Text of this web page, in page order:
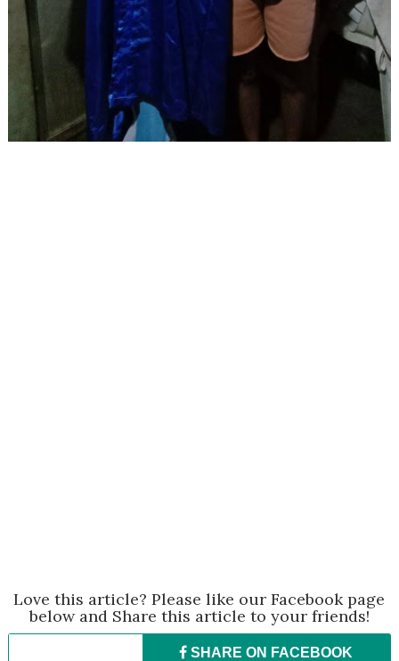
Love this article? Please like our Facebook page
below and Share this article to your friends!
SHARE ON FACEBOOK